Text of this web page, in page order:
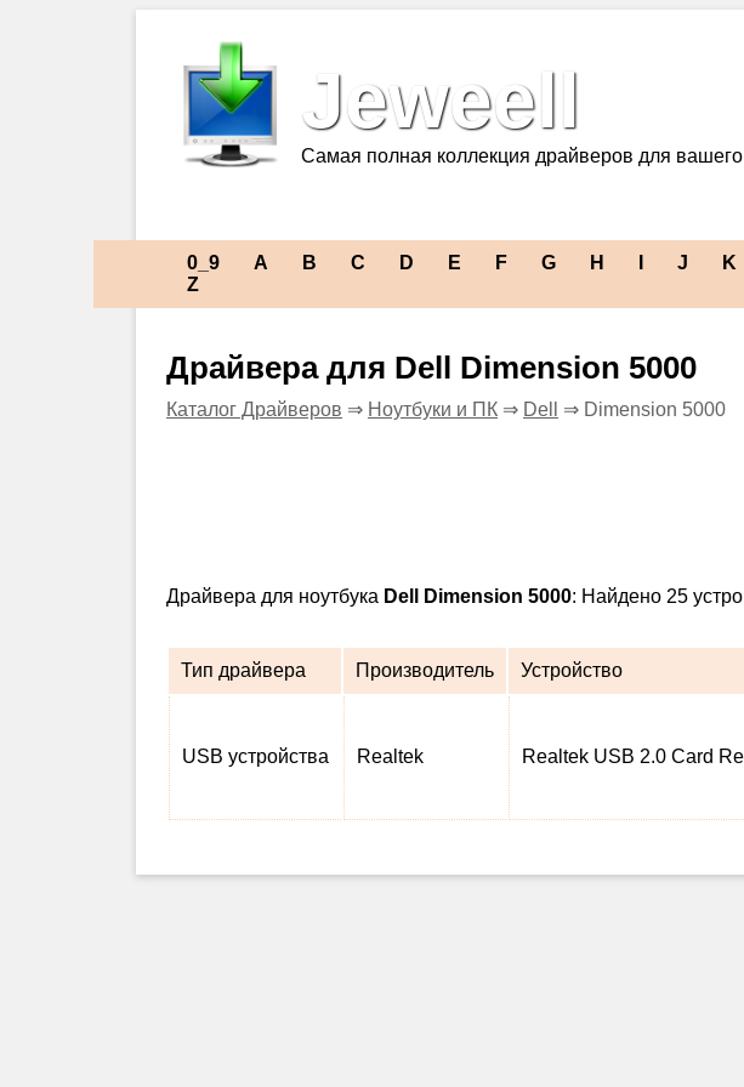
Jeweell
Самая полная коллекция драйверов для
0_9 A B C D E F G H J K
Z
Драйвера для Dell Dimension 5000
Каталог Драйверов ⇒ Ноутбуки и ПК ⇒ Dell ⇒ Dimension 5000
Драйвера для ноутбука Dell Dimension 5000: Найдено 25
Тип драйвера Производитель Устройство
USB устройства Realtek Realtek USB 2.0 Card